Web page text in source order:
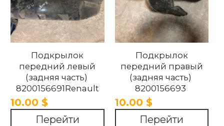
Подкрылок
передний левый
(задняя часть)
8200156691Renault
Kangoo 1997-2008.
10.00 $
Перейти
Подкрылок
передний правый
(задняя часть)
8200156693
Renault Kangoo
1997-2008
10.00 $
Перейти